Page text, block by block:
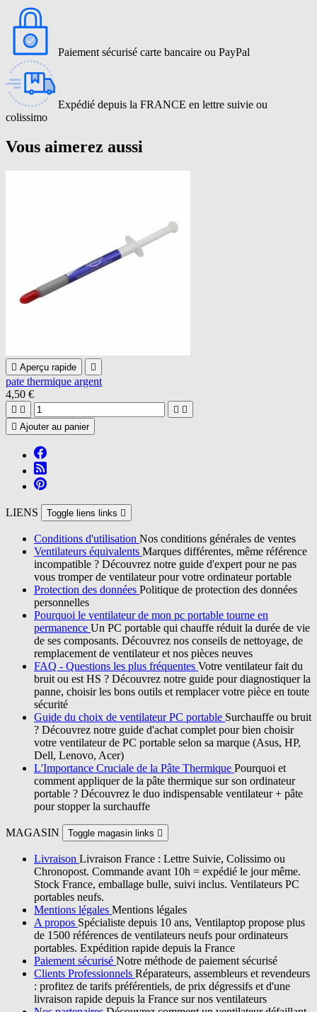
Paiement sécurisé carte bancaire ou PayPal
Expédié depuis la FRANCE en lettre suivie ou
colissimo
Vous aimerez aussi
 Aperçu rapide 
pate thermique argent
4,50 €
   
 Ajouter au panier
LIENS Toggle liens links 
Conditions d'utilisation Nos conditions générales de ventes
Ventilateurs équivalents Marques différentes, même référence
incompatible ? Découvrez notre guide d'expert pour ne pas
vous tromper de ventilateur pour votre ordinateur portable
Protection des données Politique de protection des données
personnelles
Pourquoi le ventilateur de mon pc portable tourne en
permanence Un PC portable qui chauffe réduit la durée de vie
de ses composants. Découvrez nos conseils de nettoyage, de
remplacement de ventilateur et nos pièces neuves
FAQ - Questions les plus fréquentes Votre ventilateur fait du
bruit ou est HS ? Découvrez notre guide pour diagnostiquer la
panne, choisir les bons outils et remplacer votre pièce en toute
sécurité
Guide du choix de ventilateur PC portable Surchauffe ou bruit
? Découvrez notre guide d'achat complet pour bien choisir
votre ventilateur de PC portable selon sa marque (Asus, HP,
Dell, Lenovo, Acer)
L'Importance Cruciale de la Pâte Thermique Pourquoi et
comment appliquer de la pâte thermique sur son ordinateur
portable ? Découvrez le duo indispensable ventilateur + pâte
pour stopper la surchauffe
MAGASIN Toggle magasin links 
Livraison Livraison France : Lettre Suivie, Colissimo ou
Chronopost. Commande avant 10h = expédié le jour même.
Stock France, emballage bulle, suivi inclus. Ventilateurs PC
portables neufs.
Mentions légales Mentions légales
A propos Spécialiste depuis 10 ans, Ventilaptop propose plus
de 1500 références de ventilateurs neufs pour ordinateurs
portables. Expédition rapide depuis la France
Paiement sécurisé Notre méthode de paiement sécurisé
Clients Professionnels Réparateurs, assembleurs et revendeurs
: profitez de tarifs préférentiels, de prix dégressifs et d'une
livraison rapide depuis la France sur nos ventilateurs